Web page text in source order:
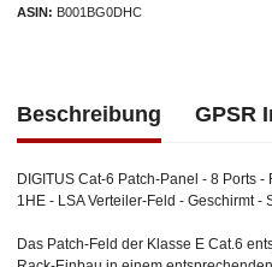
ASIN
B001BG0DHC
Beschreibung GPSR
DIGITUS Cat-6 Patch-Panel - 8 Ports
1HE - LSA Verteiler-Feld - Geschirmt -
Das Patch-Feld der Klasse E Cat.6